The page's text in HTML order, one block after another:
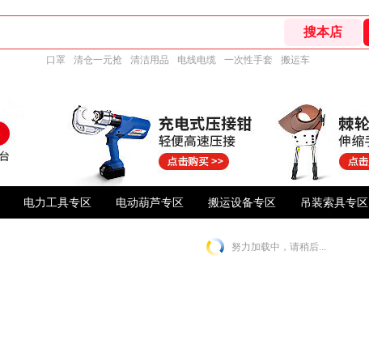
口罩 清仓一元抢 清洁用品 电线电缆 一次性手套 搬运车
电力工具专区 电动葫芦专区 搬运设备专区 吊装索具专区
努力加载中，请稍后...